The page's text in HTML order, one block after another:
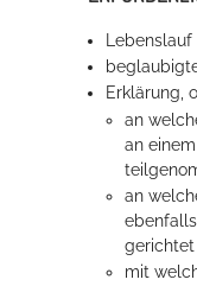
Lebenslauf
Erklärung,
an
an
an
gerichtet
mit